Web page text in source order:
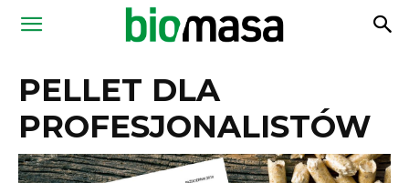
Magazyn
PELLET DLA
PROFESJONALISTÓW